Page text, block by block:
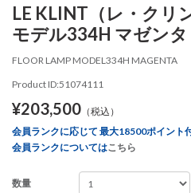
LE KLINT（レ・クリ
モデル334H マゼンタ
FLOOR LAMP MODEL334H MAGENTA
Product ID:51074111
¥203,500 （税込）
会員ランクに応じて 最大18500ポイント
会員ランクについてはこちら
数量